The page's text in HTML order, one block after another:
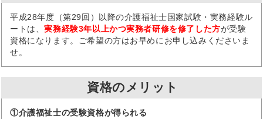
平成28年度（第29回）以降の介護福祉士国家試験・実務経験ル
ートは、実務経験3年以上かつ実務者研修を修了した方が受験
資格になります。ご希望の方はお早めにお申し込みくださいま
せ。
資格のメリット
①介護福祉士の受験資格が得られる